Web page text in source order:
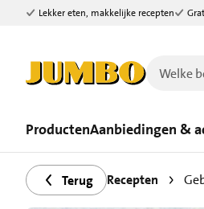
Ga naar zoeken
Ga naar hoofdinhoud
Lekker eten, makkelijke recepten
ProductenAanbiedingen &
Terug Recepten